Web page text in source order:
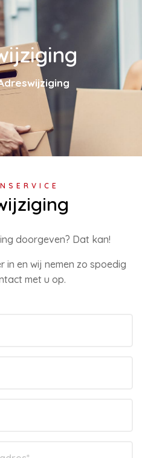
doorgeven? Dat kan!
in en wij nemen zo spoedig
met u op.